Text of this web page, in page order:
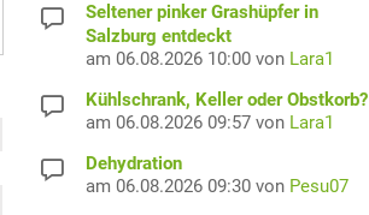
Seltener pinker Grashüpfer in
Salzburg entdeckt
am 06.08.2026 10:00 von Lara1
Kühlschrank, Keller oder Obstkorb?
am 06.08.2026 09:57 von Lara1
Dehydration
am 06.08.2026 09:30 von Pesu07